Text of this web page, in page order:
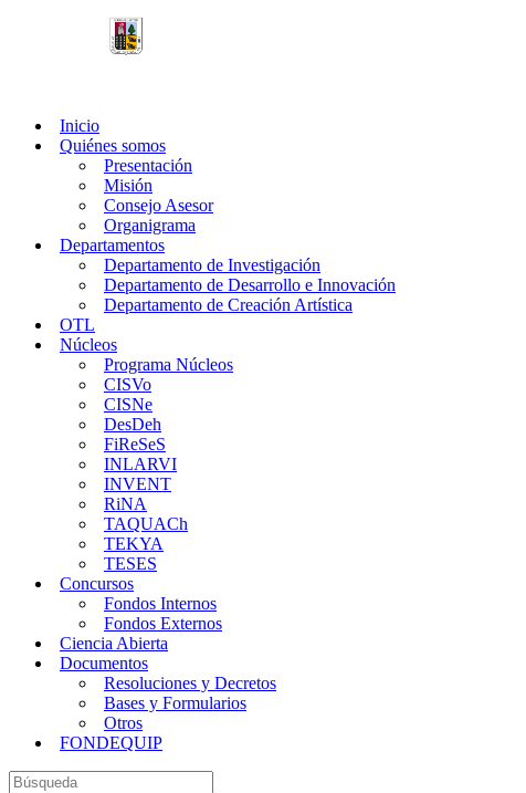
Inicio
Quiénes somos
Presentación
Misión
Consejo Asesor
Organigrama
Departamentos
Departamento de Investigación
Departamento de Desarrollo e Innovación
Departamento de Creación Artística
OTL
Núcleos
Programa Núcleos
CISVo
CISNe
DesDeh
FiReSeS
INLARVI
INVENT
RiNA
TAQUACh
TEKYA
TESES
Concursos
Fondos Internos
Fondos Externos
Ciencia Abierta
Documentos
Resoluciones y Decretos
Bases y Formularios
Otros
FONDEQUIP
Buscar: